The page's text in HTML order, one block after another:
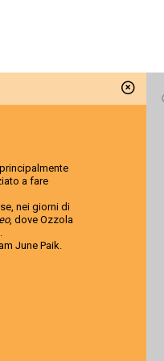
a fare
nei giorni di
, dove Ozzola
June Paik.